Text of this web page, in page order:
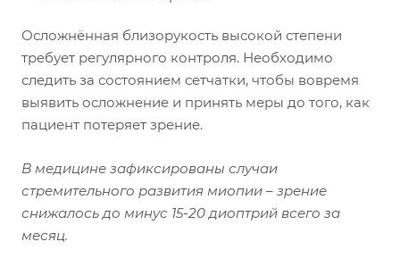
Осложнённая близорукость высокой степени
требует регулярного контроля. Необходимо
следить за состоянием сетчатки, чтобы вовремя
выявить осложнение и принять меры до того, как
пациент потеряет зрение.
В медицине зафиксированы случаи
стремительного развития миопии – зрение
снижалось до минус 15-20 диоптрий всего за
месяц.